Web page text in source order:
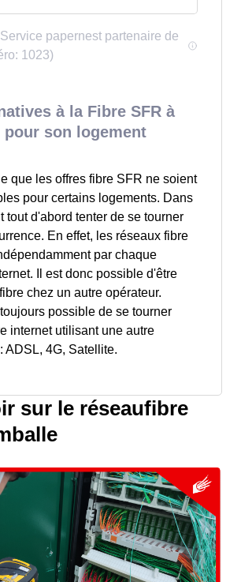
à la Fibre SFR à
pour son logement
que les offres fibre SFR ne soient
pour certains logements. Dans
tout d'abord tenter de se tourner
En effet, les réseaux fibre
par chaque
Il est donc possible d'être
chez un autre opérateur.
possible de se tourner
internet utilisant une autre
ADSL, 4G, Satellite.
sur le réseaufibre